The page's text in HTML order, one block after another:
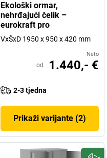
Ekološki ormar,
nehrđajući čelik –
eurokraft pro
VxŠxD 1950 x 950 x 420 mm
Neto
od 1.440,- €
2-3 tjedna
Prikaži varijante (2)